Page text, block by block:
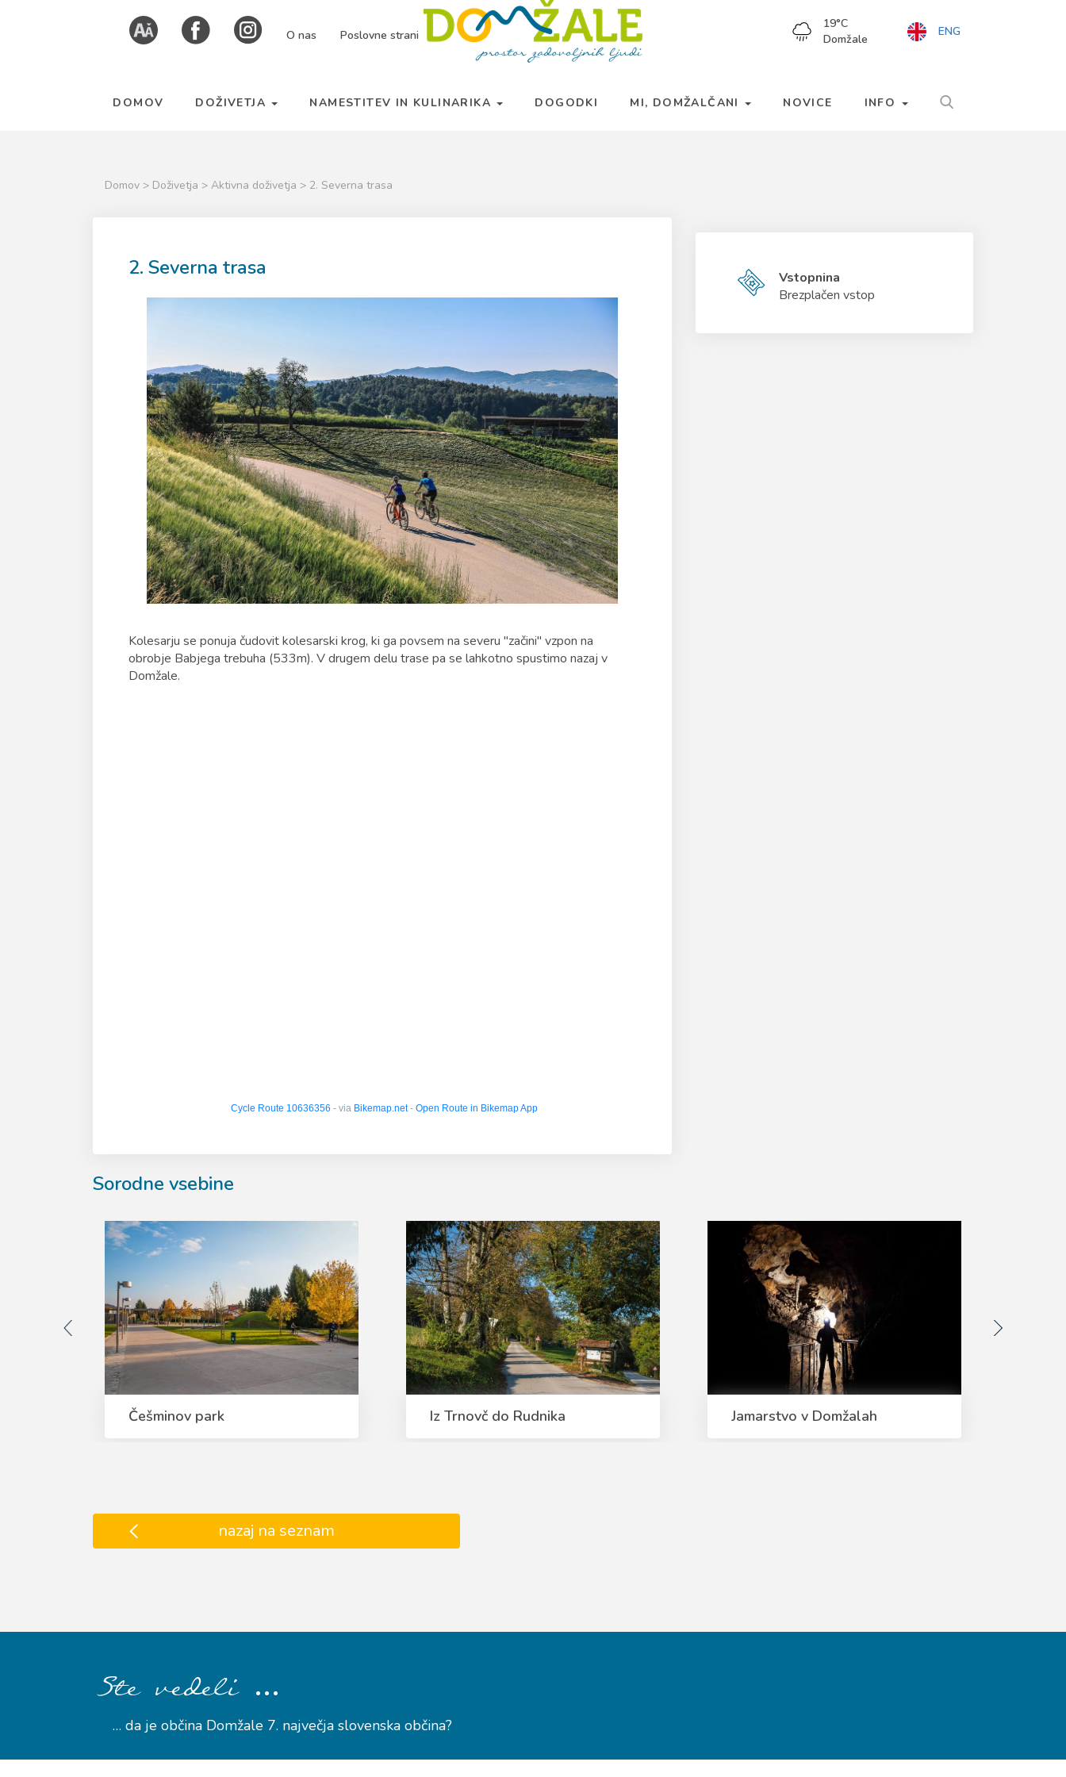
Skoči
Kazalo
strani
O nas Poslovne strani
19°C
Domžale
ENG
DOMOV DOŽIVETJA NAMESTITEV IN KULINARIKA DOGODKI MI, DOMŽALČANI NOVICE INFO
Domov > Doživetja > Aktivna doživetja > 2. Severna trasa
2. Severna trasa
Kolesarju se ponuja čudovit kolesarski krog, ki ga povsem na severu "začini" vzpon na
obrobje Babjega trebuha (533m). V drugem delu trase pa se lahkotno spustimo nazaj v
Domžale.
Cycle Route 10636356 - via Bikemap.net- Open Route in Bikemap App
Vstopnina
Brezplačen vstop
Sorodne vsebine
Češminov park Iz Trnovč do Rudnika Jamarstvo v Domžalah
nazaj na seznam
Ste vedeli …
… da je občina Domžale 7. največja slovenska občina?